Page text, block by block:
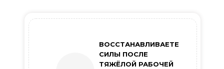
ВОССТАНАВЛИВАЕТЕ
СИЛЫ ПОСЛЕ
ТЯЖЁЛОЙ РАБОЧЕЙ